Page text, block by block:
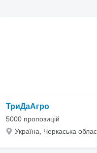
ТриДаАгро
5000 пропозицій